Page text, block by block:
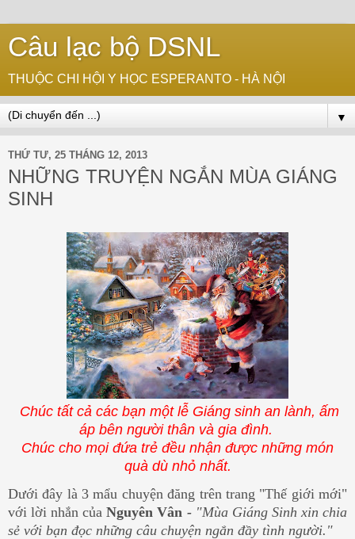
Câu lạc bộ DSNL
THUỘC CHI HỘI Y HỌC ESPERANTO - HÀ NỘI
▼
THỨ TƯ, 25 THÁNG 12, 2013
NHỮNG TRUYỆN NGẮN MÙA GIÁNG
SINH
Chúc tất cả các bạn một lễ Giáng sinh an lành, ấm
áp bên người thân và gia đình.
Chúc cho mọi đứa trẻ đều nhận được những món
quà dù nhỏ nhất.
Dưới đây là 3 mẩu chuyện đăng trên trang "Thế giới mới"
với lời nhắn củaNguyên Vân - "Mùa Giáng Sinh xin chia
sẻ với bạn đọc những câu chuyện ngắn đầy tình người."